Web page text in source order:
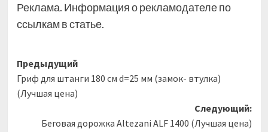
Реклама. Информация о рекламодателе по
ссылкам в статье.
Навигация
записи
Предыдущий
Гриф для штанги 180 см d=25 мм (замок- втулка)
(Лучшая цена)
Следующий:
Беговая дорожка Altezani ALF 1400 (Лучшая цена)